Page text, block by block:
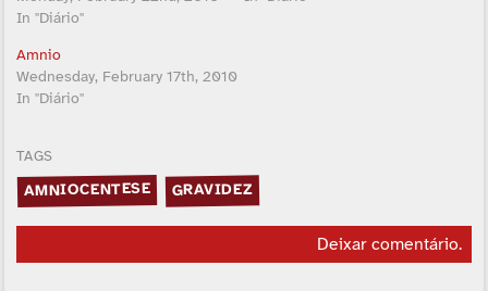
In "Diário"
Amnio
Wednesday, February 17th, 2010
In "Diário"
TAGS
AMNIOCENTESE GRAVIDEZ
Deixar comentário.